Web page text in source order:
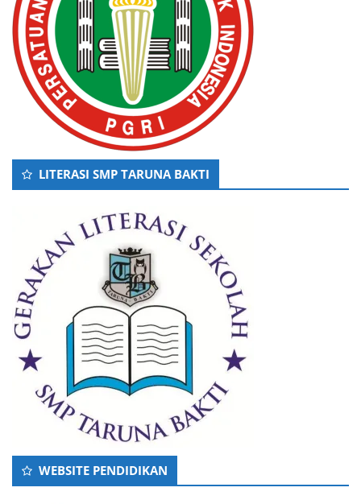
LITERASI SMP TARUNA BAKTI
WEBSITE PENDIDIKAN